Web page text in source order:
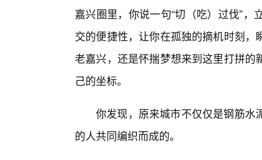
嘉兴圈里，你说一句“切（吃）过伐”
交的便捷性，让你在孤独的摘机时刻
老嘉兴，还是怀揣梦想来到这里打拼
己的坐标。
你发现，原来城市不仅仅是钢筋水
的人共同编织而成的。